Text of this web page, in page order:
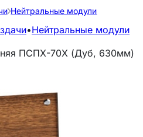
Нейтральные модули
•Нейтральные модули
ПСПХ-70Х (Дуб, 630мм)